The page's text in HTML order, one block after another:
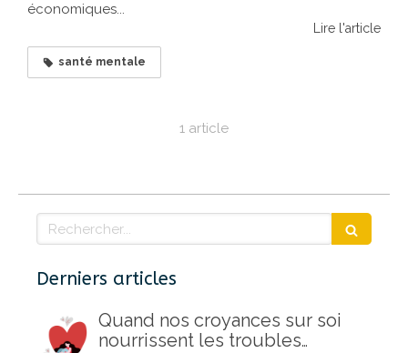
économiques...
Lire l'article
santé mentale
1 article
Rechercher
Derniers articles
Quand nos croyances sur soi
nourrissent les troubles